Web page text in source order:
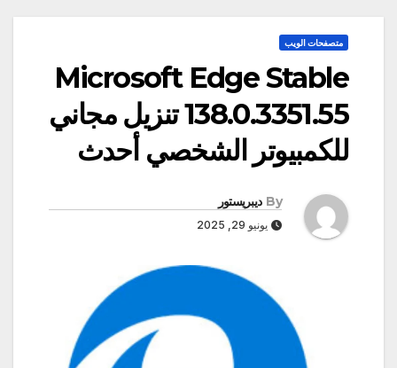
متصفحات الويب
Microsoft Edge Stable
138.0.3351.55 تنزيل مجاني
للكمبيوتر الشخصي أحدث
By ديبريستور
يونيو 29, 2025